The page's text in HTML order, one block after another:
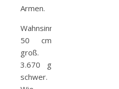
Armen.
Wahnsinn!
50 cm
groß.
3.670 g
schwer.